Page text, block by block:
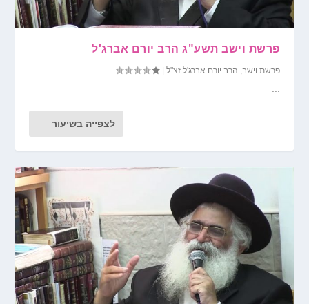
פרשת וישב תשע"ג הרב יורם אברג'ל
פרשת וישב הרב יורם אברג'ל זצ"ל |
לצפייה בשיעור